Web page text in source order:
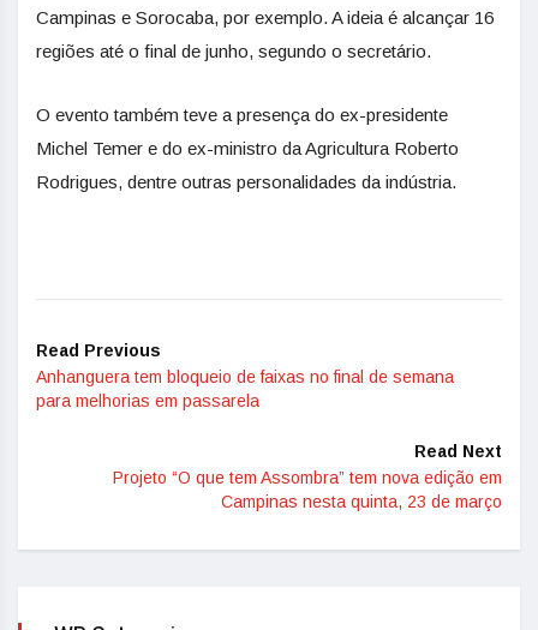
Campinas e Sorocaba, por exemplo. A ideia é alcançar 16
regiões até o final de junho, segundo o secretário.
O evento também teve a presença do ex-presidente
Michel Temer e do ex-ministro da Agricultura Roberto
Rodrigues, dentre outras personalidades da indústria.
Read Previous
Anhanguera tem bloqueio de faixas no final de semana
para melhorias em passarela
Read Next
Projeto “O que tem Assombra” tem nova edição em
Campinas nesta quinta, 23 de março